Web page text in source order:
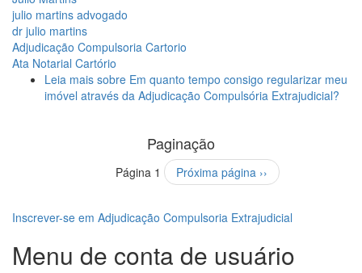
julio martins advogado
dr julio martins
Adjudicação Compulsoria Cartorio
Ata Notarial Cartório
Leia mais sobre Em quanto tempo consigo regularizar meu
imóvel através da Adjudicação Compulsória Extrajudicial?
Paginação
Página 1 Próxima página ››
Inscrever-se em Adjudicação Compulsoria Extrajudicial
Menu de conta de usuário